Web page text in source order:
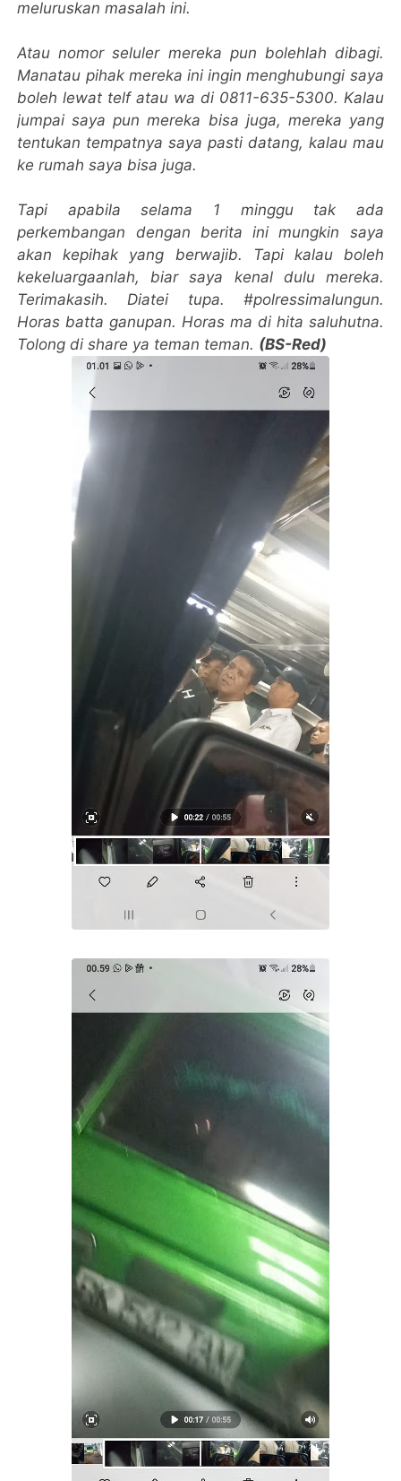
meluruskan masalah ini.
Atau nomor seluler mereka pun bolehlah dibagi.
Manatau pihak mereka ini ingin menghubungi saya
boleh lewat telf atau wa di 0811-635-5300. Kalau
jumpai saya pun mereka bisa juga, mereka yang
tentukan tempatnya saya pasti datang, kalau mau
ke rumah saya bisa juga.
Tapi apabila selama 1 minggu tak ada
perkembangan dengan berita ini mungkin saya
akan kepihak yang berwajib. Tapi kalau boleh
kekeluargaanlah, biar saya kenal dulu mereka.
Terimakasih. Diatei tupa. #polressimalungun.
Horas batta ganupan. Horas ma di hita saluhutna.
Tolong di share ya teman teman. (BS-Red)